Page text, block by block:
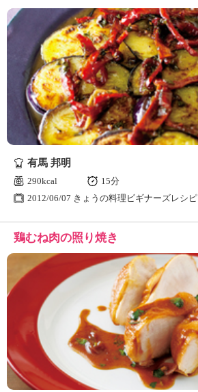
有馬 邦明
290kcal
15分
2012/06/07 きょうの料理ビギナーズレシピ
鶏むね肉の照り焼き